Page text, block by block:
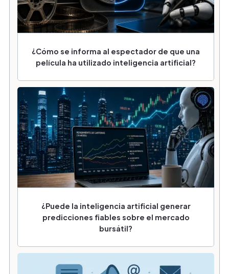
¿Cómo se informa al espectador de que una
película ha utilizado inteligencia artificial?
¿Puede la inteligencia artificial generar
predicciones fiables sobre el mercado
bursátil?